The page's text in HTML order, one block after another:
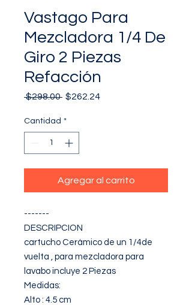
Vastago Para
Mezcladora 1/4 De
Giro 2 Piezas
Refacción
$298.00 Precio
$262.24Precio
Cantidad *
Agregar al carrito
-------
DESCRIPCION
cartucho Cerámico de un 1/4de
vuelta , para mezcladora para
lavabo incluye 2 Piezas
Medidas:
Alto : 4.5 cm